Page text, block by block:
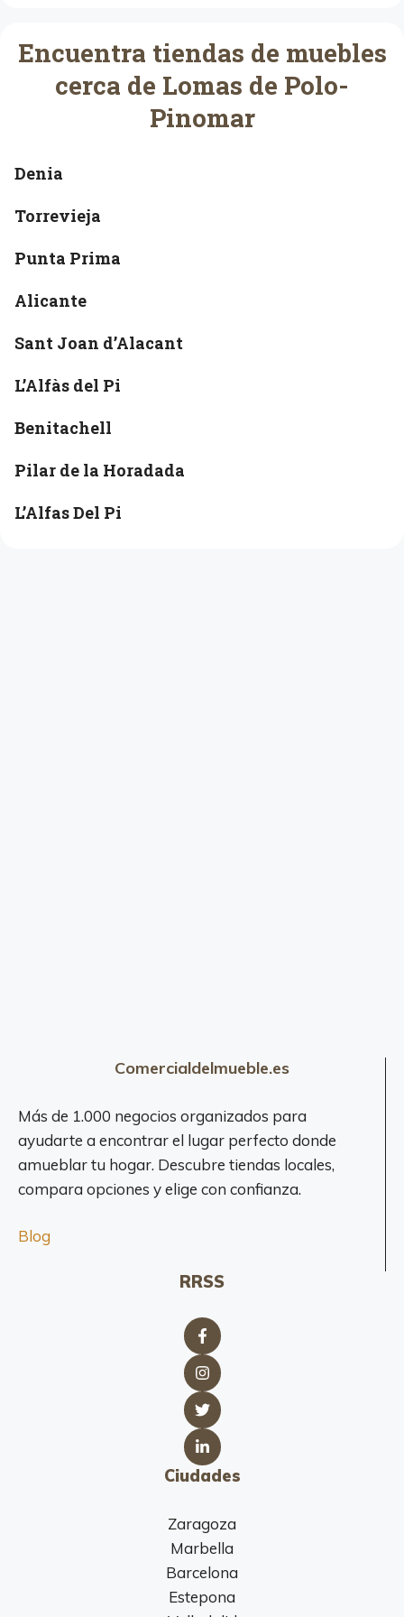
Encuentra tiendas de muebles
cerca de Lomas de Polo-
Pinomar
Denia
Torrevieja
Punta Prima
Alicante
Sant Joan d’Alacant
L’Alfàs del Pi
Benitachell
Pilar de la Horadada
L’Alfas Del Pi
Comercialdelmueble.es
Más de 1.000 negocios organizados para
ayudarte a encontrar el lugar perfecto donde
amueblar tu hogar. Descubre tiendas locales,
compara opciones y elige con confianza.
Blog
RRSS
Ciudades
Zaragoza
Marbella
Barcelona
Estepona